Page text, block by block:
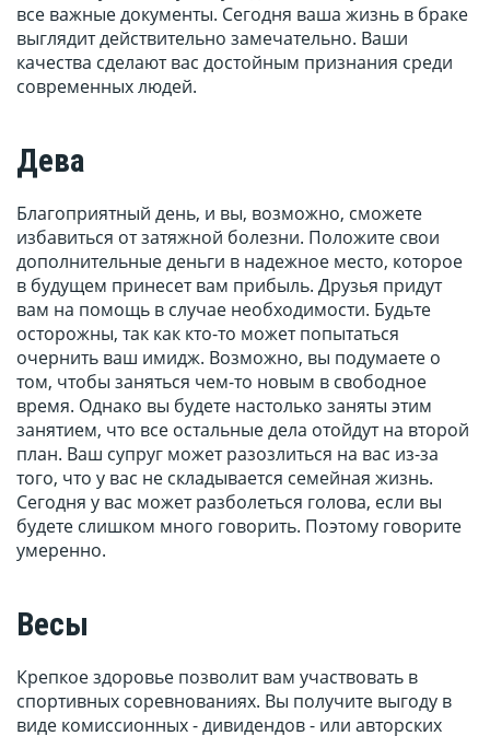
все важные документы. Сегодня ваша жизнь в браке
выглядит действительно замечательно. Ваши
качества сделают вас достойным признания среди
современных людей.
Дева
Благоприятный день, и вы, возможно, сможете
избавиться от затяжной болезни. Положите свои
дополнительные деньги в надежное место, которое
в будущем принесет вам прибыль. Друзья придут
вам на помощь в случае необходимости. Будьте
осторожны, так как кто-то может попытаться
очернить ваш имидж. Возможно, вы подумаете о
том, чтобы заняться чем-то новым в свободное
время. Однако вы будете настолько заняты этим
занятием, что все остальные дела отойдут на второй
план. Ваш супруг может разозлиться на вас из-за
того, что у вас не складывается семейная жизнь.
Сегодня у вас может разболеться голова, если вы
будете слишком много говорить. Поэтому говорите
умеренно.
Весы
Крепкое здоровье позволит вам участвовать в
спортивных соревнованиях. Вы получите выгоду в
виде комиссионных - дивидендов - или авторских